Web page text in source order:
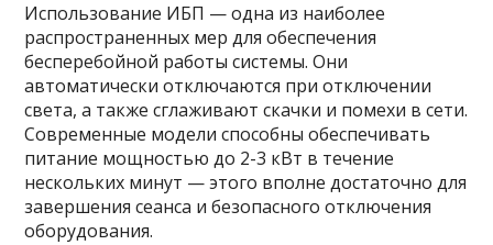
Использование ИБП — одна из наиболее
распространенных мер для обеспечения
бесперебойной работы системы. Они
автоматически отключаются при отключении
света, а также сглаживают скачки и помехи в сети.
Современные модели способны обеспечивать
питание мощностью до 2-3 кВт в течение
нескольких минут — этого вполне достаточно для
завершения сеанса и безопасного отключения
оборудования.